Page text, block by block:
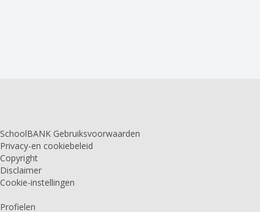
SchoolBANK Gebruiksvoorwaarden
Privacy-en cookiebeleid
Copyright
Disclaimer
Cookie-instellingen
Profielen